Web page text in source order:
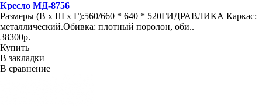
Кресло МД-8756
Размеры (В х Ш х Г):560/660 * 640 * 520ГИДРАВЛИКА Каркас:
металлический.Обивка: плотный поролон, оби..
38300р.
Купить
В закладки
В сравнение